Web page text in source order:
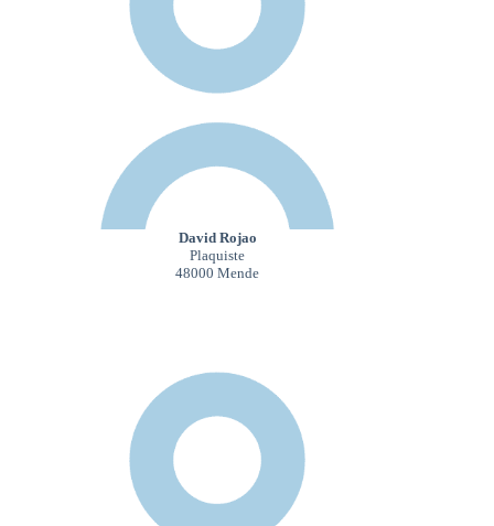
David Rojao
Plaquiste
48000 Mende